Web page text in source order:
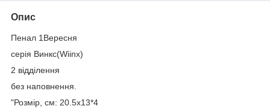
Опис
Пенал 1Вересня
серія Винкс(Wiinx)
2 відділення
без наповнення.
"Розмір, см: 20.5х13*4